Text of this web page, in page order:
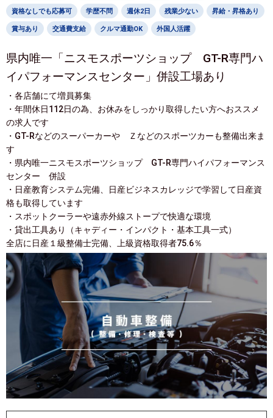
資格なしでも応募可 学歴不問 週休2日 残業少ない 昇給・昇格あり
賞与あり 交通費支給 クルマ通勤OK 外国人活躍
県内唯一「ニスモスポーツショップ GT-R専門ハ
イパフォーマンスセンター」併設工場あり
・各店舗にて増員募集
・年間休日112日の為、お休みをしっかり取得したい方へおススメ
の求人です
・GT-Rなどのスーパーカーや Ｚなどのスポーツカーも整備出来ま
す
・県内唯一ニスモスポーツショップ GT-R専門ハイパフォーマンス
センター 併設
・日産教育システム完備、日産ビジネスカレッジで学習して日産資
格も取得しています
・スポットクーラーや遠赤外線ストープで快適な環境
・貸出工具あり（キャディー・インパクト・基本工具一式）
全店に日産１級整備士完備、上級資格取得者75.6％